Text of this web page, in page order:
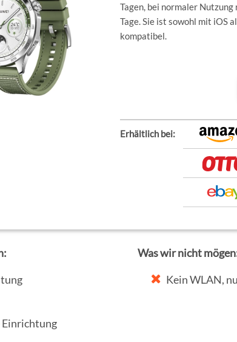
Tagen, bei normaler
Tage. Sie ist sowohl mit iOS
kompatibel.
Erhältlich bei:
Einrichtung
Was wir nicht
Kein WLAN,